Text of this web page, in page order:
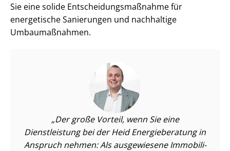
Sie eine solide Ent­schei­dungs­maß­nah­me für
energetische Sanierungen und nachhaltige
Umbaumaßnahmen.
Der große Vorteil, wenn Sie eine
Dienstleistung bei der Heid Energieberatung in
Anspruch nehmen: Als ausgewiesene Im­mo­bi­li­